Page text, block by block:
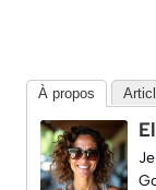
À propos